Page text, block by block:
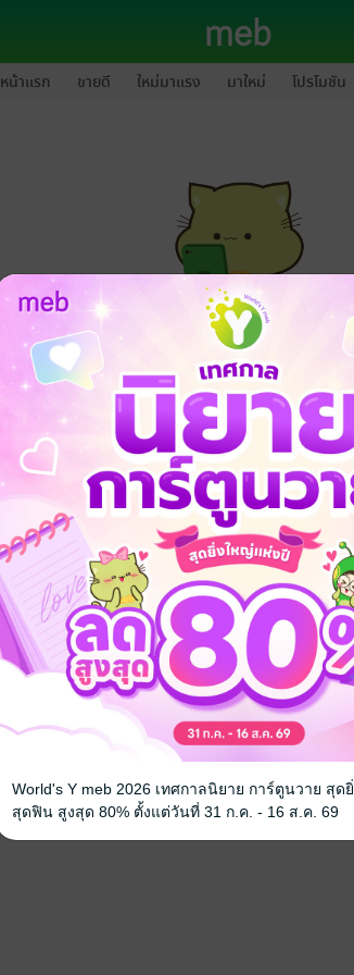
หน้าแรก ขายดี ใหม่มาแรง มาใหม่ โปรโมชัน
กรุณาเข้าสู่ระบบก่อนดำเนินรายการ
ล็อกอินเข้าระบบ
World's Y meb 2026 เทศกาลนิยาย การ์ตูนวาย สุด
สุดฟิน สูงสุด 80% ตั้งแต่วันที่ 31 ก.ค. - 16 ส.ค. 69